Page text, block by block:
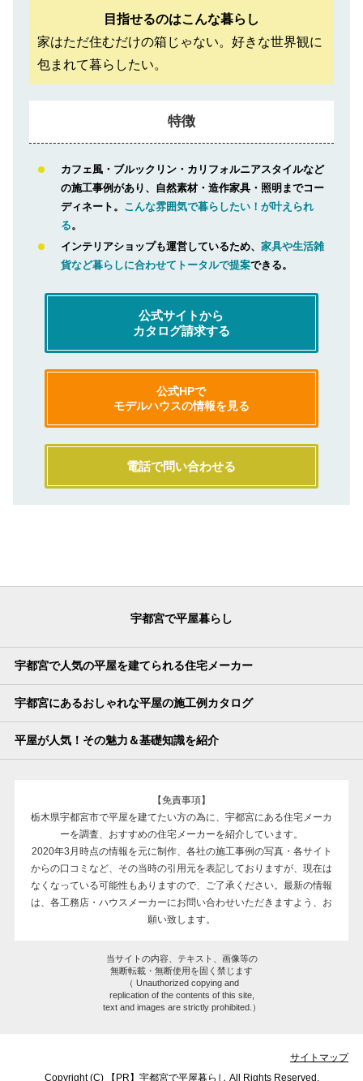
目指せるのはこんな暮らし
家はただ住むだけの箱じゃない。好きな世界観に
包まれて暮らしたい。
特徴
カフェ風・ブルックリン・カリフォルニアスタイルなど
の施工事例があり、自然素材・造作家具・照明までコー
ディネート。 こんな雰囲気で暮らしたい！が叶えられ
る。
インテリアショップも運営しているため、家具や生活雑
貨など暮らしに合わせてトータルで提案できる。
公式サイトから
カタログ請求する
公式HPで
モデルハウスの情報を見る
電話で問い合わせる
宇都宮で平屋暮らし
宇都宮で人気の平屋を建てられる住宅メーカー
宇都宮にあるおしゃれな平屋の施工例カタログ
平屋が人気！その魅力＆基礎知識を紹介
【免責事項】
栃木県宇都宮市で平屋を建てたい方の為に、宇都宮にある住宅メーカ
ーを調査、おすすめの住宅メーカーを紹介しています。
2020年3月時点の情報を元に制作、各社の施工事例の写真・各サイト
からの口コミなど、その当時の引用元を表記しておりますが、現在は
なくなっている可能性もありますので、ご了承ください。最新の情報
は、各工務店・ハウスメーカーにお問い合わせいただきますよう、お
願い致します。
当サイトの内容、テキスト、画像等の
無断転載・無断使用を固く禁じます
（ Unauthorized copying and
replication of the contents of this site,
text and images are strictly prohibited.）
サイトマップ
Copyright (C) 【PR】 宇都宮で平屋暮らし All Rights Reserved.